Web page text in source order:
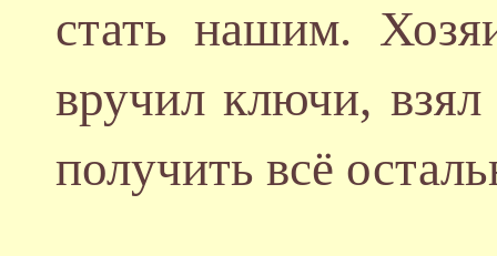
стать нашим.
вручил ключи, взял
получить всё